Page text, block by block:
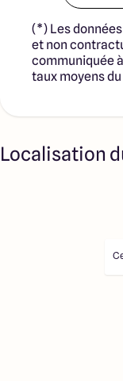
(*) Les
et non
communiquée
taux moyens
Localisation